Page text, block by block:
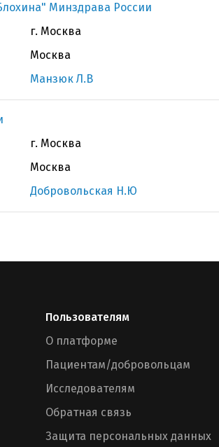
Минздрава России
г. Москва
Москва
Манзюк Л.В
г. Москва
Москва
Добровольская Н.Ю
Пользователям
О платформе
Пациентам/добровольцам
Исследователям
Обратная связь
Защита персональных данных